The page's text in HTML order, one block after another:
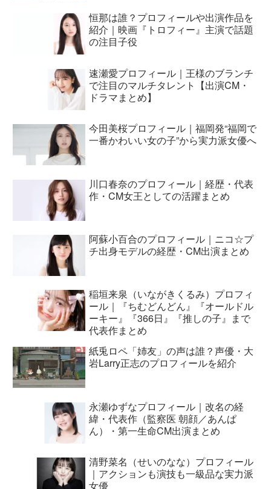
恒那は誰？プロフィールや出演作品を
紹介｜映画『トロフィー』主演で話題
の注目子役
速瀬愛プロフィール｜王様のブランチ
で注目のマルチタレント【出演CM・
ドラマまとめ】
今田美桜プロフィール｜福岡発“福岡で
一番かわいい女の子”から実力派女優へ
川口春奈のプロフィール｜経歴・代表
作・CM女王としての活躍まとめ
阿蘇小百合のプロフィール｜ニコ☆プ
チ出身モデルの経歴・CM出演まとめ
稲垣来泉（いながきくるみ）プロフィ
ール｜『ちむどんどん』『オールドル
ーキー』『366日』『推しの子』まで
代表作まとめ
紙兎ロペ「姉友」の声は誰？声優・大
岩Larry正志のプロフィールを紹介
永瀬ゆずなプロフィール｜改名の経
緯・代表作（監察医 朝顔／あんぱ
ん）・第一生命CM出演まとめ
清野菜名（せいのなな）プロフィール
｜アクションも演技も一級品な実力派
女優